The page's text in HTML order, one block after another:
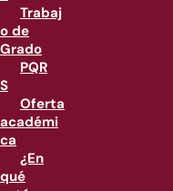
Trabaj
o de
Grado
PQR
S
Oferta
académi
ca
¿En
qué